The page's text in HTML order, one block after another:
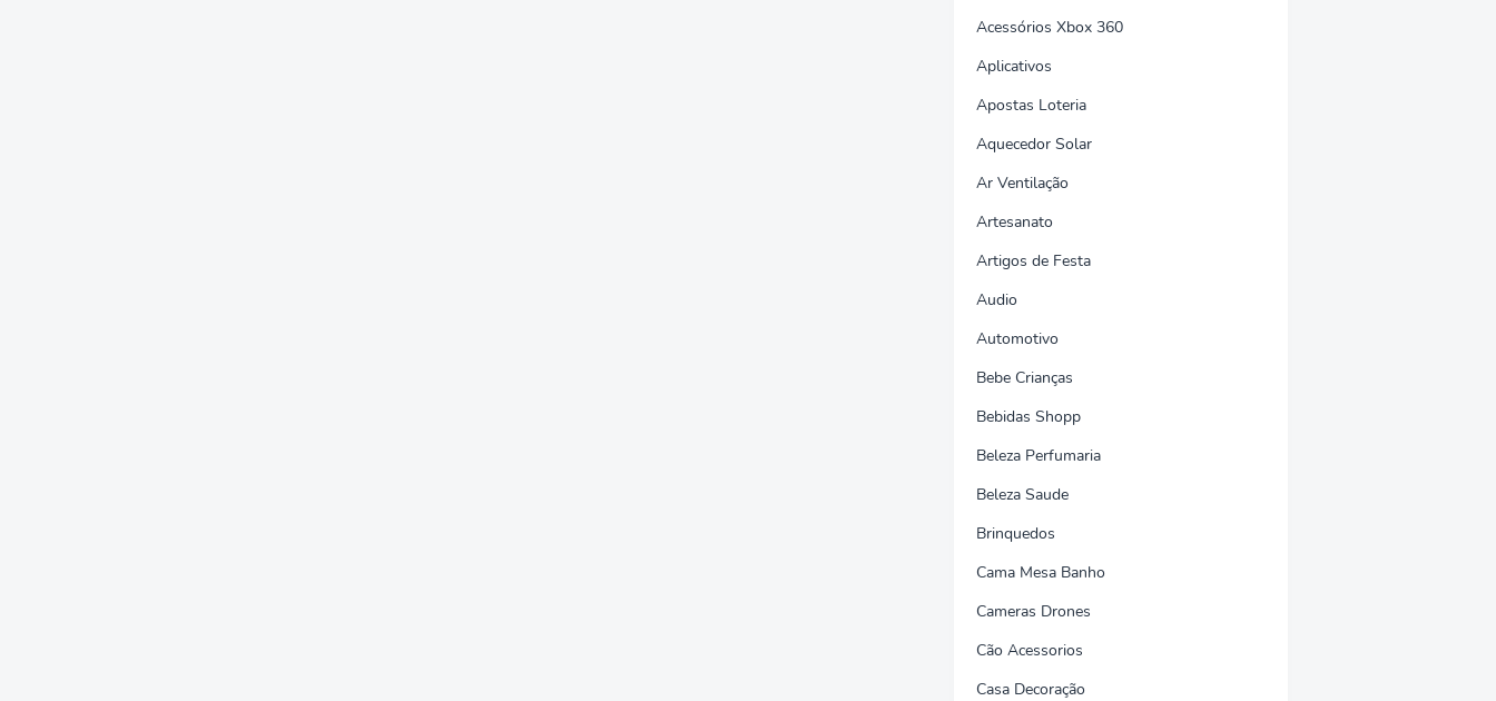
Acessórios Xbox 360
Aplicativos
Apostas Loteria
Aquecedor Solar
Ar Ventilação
Artesanato
Artigos de Festa
Audio
Automotivo
Bebe Crianças
Bebidas Shopp
Beleza Perfumaria
Beleza Saude
Brinquedos
Cama Mesa Banho
Cameras Drones
Cão Acessorios
Casa Decoração